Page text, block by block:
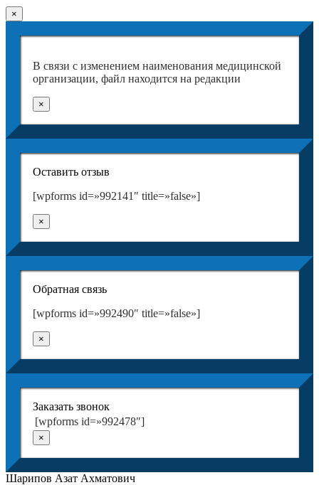
×
В связи с изменением наименования медицинской
организации, файл находится на редакции
×
Оставить отзыв
[wpforms id=»992141″ title=»false»]
×
Обратная связь
[wpforms id=»992490″ title=»false»]
×
Заказать звонок
[wpforms id=»992478″]
×
Шарипов Азат Ахматович